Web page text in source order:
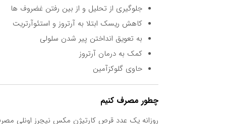
جلوگیری از تحلیل و از بین رفتن غضروف ها
کاهش ریسک ابتلا به آرتروز و استئوآرتریت
به تعویق انداختن پیر شدن سلولی
کمک به درمان آرتروز
حاوی گلوکزآمین
چطور مصرف کنیم
روزانه یک عدد قرص کارتیژن مکس نیچرز اونلی